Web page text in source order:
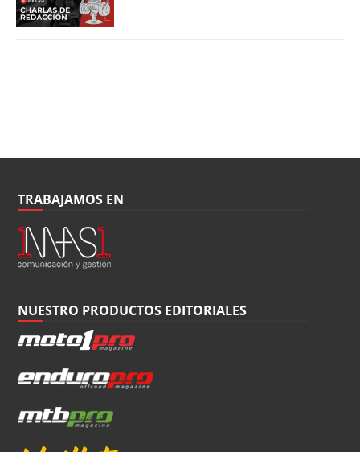
TRABAJAMOS EN
NUESTRO PRODUCTOS EDITORIALES